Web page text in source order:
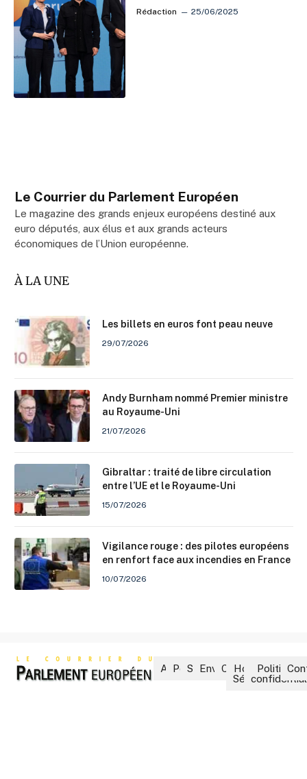
Rédaction 25/06/2025
Le Courrier du Parlement Européen
Le magazine des grands enjeux européens destiné aux
euro députés, aux élus et aux grands acteurs
économiques de l’Union européenne.
À LA UNE
Les billets en euros font peau neuve
29/07/2026
Andy Burnham nommé Premier ministre
au Royaume-Uni
21/07/2026
Gibraltar : traité de libre circulation
entre l’UE et le Royaume-Uni
15/07/2026
Vigilance rouge : des pilotes européens
en renfort face aux incendies en France
10/07/2026
Accueil
Politique
Société
Environnement
CultureHors-
Séries
Politique